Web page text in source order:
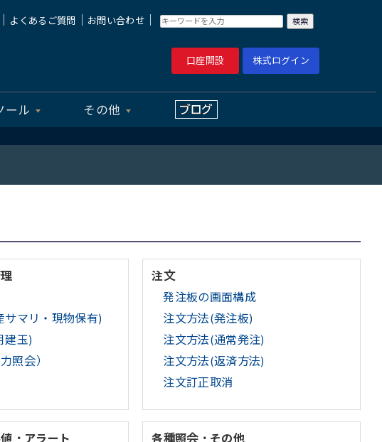
よくあるご質問 お問い合わせ｜
口座開設 株式ログイン
ール その他
サマリ・現物保有)
建玉)
照会）
注文
発注板の画面構成
注文方法(発注板)
注文方法(通常発注)
注文方法(返済方法)
注文訂正取消
・アラート
各種照会・その他